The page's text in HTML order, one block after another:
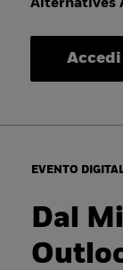
Alternatives
Accedi
EVENTO
Dal